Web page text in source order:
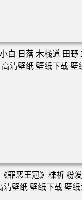
喵 喵星人 猫 猫咪 萌宠
全
日落 木栈道 田野 蜡笔
壁纸下载 壁纸大全